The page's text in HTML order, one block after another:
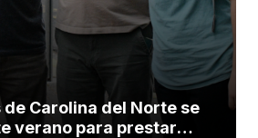
Carolina del Norte se
verano para prestar